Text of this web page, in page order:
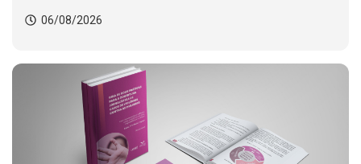
06/08/2026